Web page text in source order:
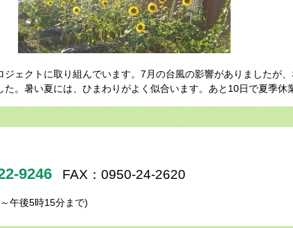
ジェクトに取り組んでいます。7月の台風の影響がありましたが
。暑い夏には、ひまわりがよく似合います。あと10日で夏季休
9246 FAX：0950-24-2620
午後5時15分まで)